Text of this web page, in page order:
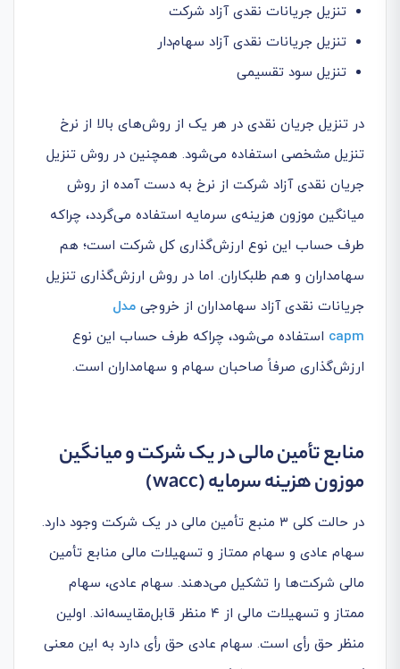
تنزیل جریانات نقدی آزاد شرکت
تنزیل جریانات نقدی آزاد سهام‌دار
تنزیل سود تقسیمی
در تنزیل جریان نقدی در هر یک از روش‌های بالا از نرخ
تنزیل مشخصی استفاده می‌شود. همچنین در روش تنزیل
جریان نقدی آزاد شرکت از نرخ به دست آمده از روش
میانگین موزون هزینه‌ی سرمایه استفاده می‌گردد، چراکه
طرف حساب این نوع ارزش‌گذاری کل شرکت است؛ هم
سهامداران و هم طلبکاران. اما در روش ارزش‌گذاری تنزیل
جریانات نقدی آزاد سهامداران از خروجی مدل
capm استفاده می‌شود، چراکه طرف حساب این نوع
ارزش‌گذاری صرفاً صاحبان سهام و سهامداران است.
منابع تأمین مالی در یک شرکت و میانگین
موزون هزینه سرمایه(wacc)
در حالت کلی ۳ منبع تأمین مالی در یک شرکت وجود دارد.
سهام عادی و سهام ممتاز و تسهیلات مالی منابع تأمین
مالی شرکت‌ها را تشکیل می‌دهند. سهام عادی، سهام
ممتاز و تسهیلات مالی از ۴ منظر قابل‌مقایسه‌اند. اولین
منظر حق رأی است. سهام عادی حق رأی دارد به این معنی